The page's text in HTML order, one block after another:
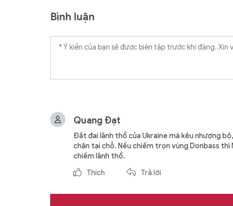
Bình luận
Quang Đạt
Đất đai lãnh thổ của Ukraine mà kêu nhượng
chân tại chỗ. Nếu chiếm trọn vùng Donbass
chiếm lãnh thổ.
Thích
Trả lời